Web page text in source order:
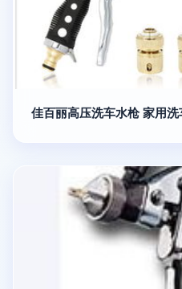
佳百丽高压洗车水枪 家用